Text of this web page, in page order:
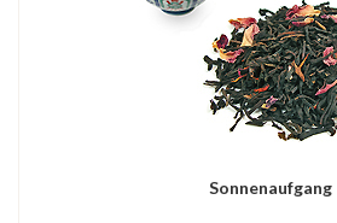
Sonnenaufgang